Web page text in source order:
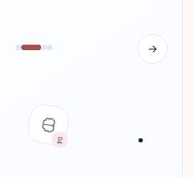
→